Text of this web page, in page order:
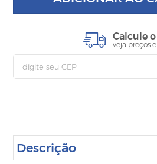
Calcule
veja preços
Descrição